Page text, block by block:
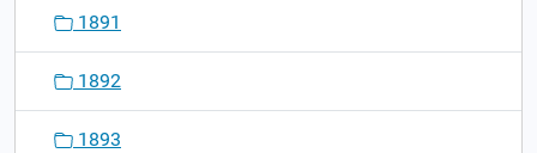
1891
1892
1893